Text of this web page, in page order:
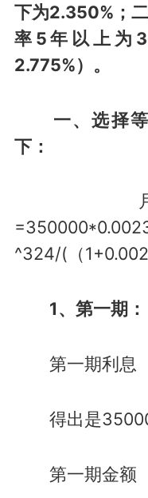
下为2.350%；
率5年以上为
2.775%）。
一、选择
下：
月
^324/(（
1、第一期：
第一期利息
得出是
第一期金额